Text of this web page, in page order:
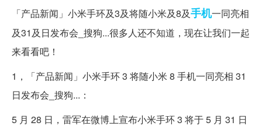
「产品新闻」小米手环及3及将随小米及8及手机一同亮相
及31及日发布会_搜狗...很多人还不知道，现在让我们一起
来看看吧！
1，「产品新闻」小米手环 3 将随小米 8 手机一同亮相 31
日发布会_搜狗...：
5 月 28 日，雷军在微博上宣布小米手环 3 将于 5 月 31 日